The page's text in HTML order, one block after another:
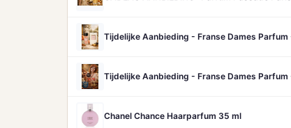
Tijdelijke Aanbieding - Franse Dames
Tijdelijke Aanbieding - Franse Dames
Chanel Chance Haarparfum 35 ml